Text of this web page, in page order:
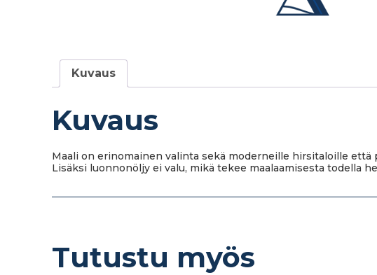
Kuvaus
Kuvaus
Maali on erinomainen valinta sekä moderneille hirsitaloille
Lisäksi luonnonöljy ei valu, mikä tekee maalaamisesta todella
Tutustu myös